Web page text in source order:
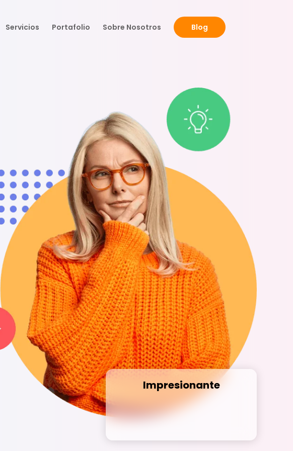
Servicios Portafolio Sobre Nosotros Blog
Impresionante